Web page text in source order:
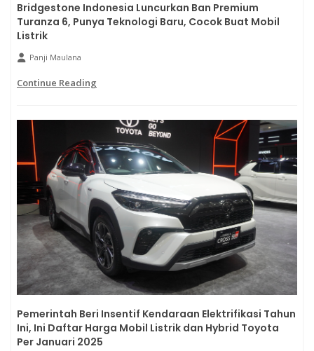
Bridgestone Indonesia Luncurkan Ban Premium
Turanza 6, Punya Teknologi Baru, Cocok Buat Mobil
Listrik
Panji Maulana
Continue Reading
Pemerintah Beri Insentif Kendaraan Elektrifikasi Tahun
Ini, Ini Daftar Harga Mobil Listrik dan Hybrid Toyota
Per Januari 2025